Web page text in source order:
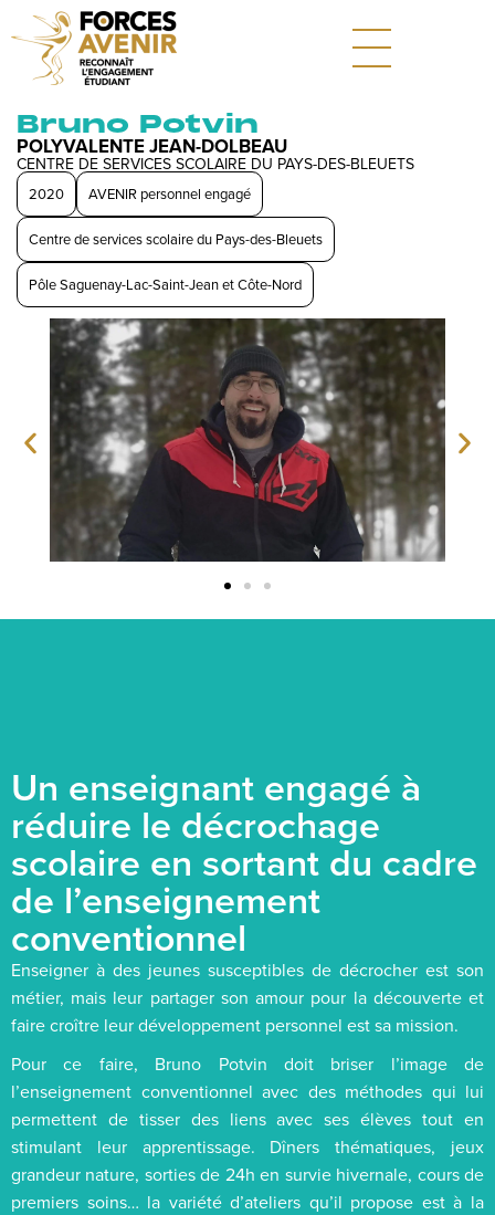
Bruno Potvin
POLYVALENTE JEAN-DOLBEAU
CENTRE DE SERVICES SCOLAIRE DU PAYS-DES-BLEUETS
2020 AVENIR personnel engagé
Centre de services scolaire du Pays-des-Bleuets
Pôle Saguenay-Lac-Saint-Jean et Côte-Nord
Un enseignant engagé à
réduire le décrochage
scolaire en sortant du cadre
de l’enseignement
conventionnel
Enseigner à des jeunes susceptibles de décrocher est son
métier, mais leur partager son amour pour la découverte et
faire croître leur développement personnel est sa mission.
Pour ce faire, Bruno Potvin doit briser l’image de
l’enseignement conventionnel avec des méthodes qui lui
permettent de tisser des liens avec ses élèves tout en
stimulant leur apprentissage. Dîners thématiques, jeux
grandeur nature, sorties de 24h en survie hivernale, cours de
premiers soins… la variété d’ateliers qu’il propose est à la